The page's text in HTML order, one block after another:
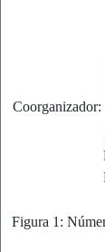
Coorganizador:
Figura 1: